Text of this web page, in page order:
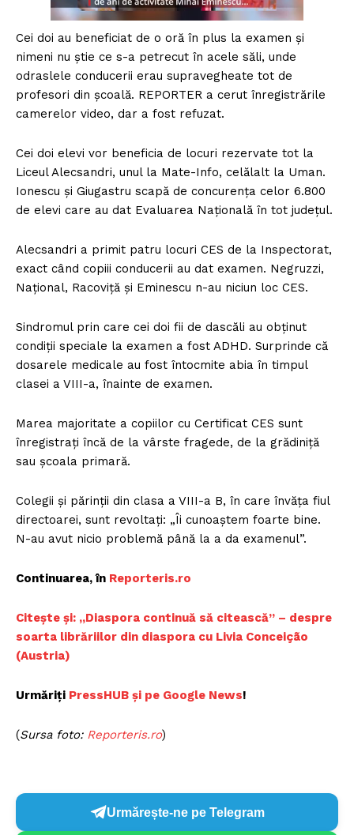
Cei doi au beneficiat de o oră în plus la examen și
nimeni nu știe ce s-a petrecut în acele săli, unde
odraslele conducerii erau supravegheate tot de
profesori din școală. REPORTER a cerut înregistrările
camerelor video, dar a fost refuzat.
Cei doi elevi vor beneficia de locuri rezervate tot la
Liceul Alecsandri, unul la Mate-Info, celălalt la Uman.
Ionescu și Giugastru scapă de concurența celor 6.800
de elevi care au dat Evaluarea Națională în tot județul.
Alecsandri a primit patru locuri CES de la Inspectorat,
exact când copiii conducerii au dat examen. Negruzzi,
Național, Racoviță și Eminescu n-au niciun loc CES.
Sindromul prin care cei doi fii de dascăli au obținut
condiții speciale la examen a fost ADHD. Surprinde că
dosarele medicale au fost întocmite abia în timpul
clasei a VIII-a, înainte de examen.
Marea majoritate a copiilor cu Certificat CES sunt
înregistrați încă de la vârste fragede, de la grădiniță
sau școala primară.
Colegii și părinții din clasa a VIII-a B, în care învăța fiul
directoarei, sunt revoltați: „Îi cunoaștem foarte bine.
N-au avut nicio problemă până la a da examenul”.
Continuarea, în Reporteris.ro
Citește și: „Diaspora continuă să citească” – despre
soarta librăriilor din diaspora cu Livia Conceição
(Austria)
Urmăriți PressHUB și pe Google News!
(Sursa foto: Reporteris.ro)
Urmărește-ne pe Telegram